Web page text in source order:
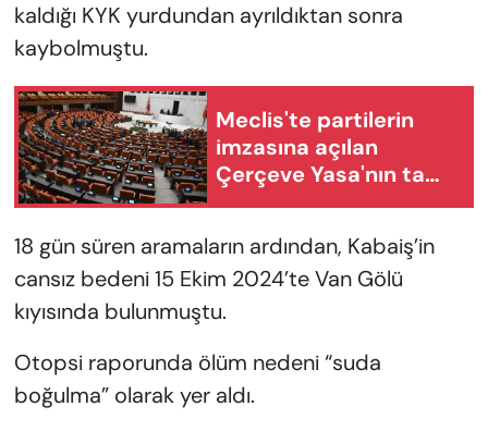
kaldığı KYK yurdundan ayrıldıktan sonra
kaybolmuştu.
Meclis'te partilerin
imzasına açılan
Çerçeve Yasa'nın tam
metni yayımlandı
18 gün süren aramaların ardından, Kabaiş’in
cansız bedeni 15 Ekim 2024’te Van Gölü
kıyısında bulunmuştu.
Otopsi raporunda ölüm nedeni “suda
boğulma” olarak yer aldı.